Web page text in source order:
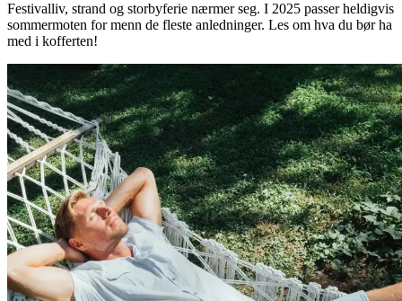
Festivalliv, strand og storbyferie nærmer seg. I 2025 passer heldigvis
sommermoten for menn de fleste anledninger. Les om hva du bør ha
med i kofferten!